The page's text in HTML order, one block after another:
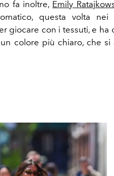
fa inoltre, Emily
questa volta
giocare con i tessuti, e ha
colore più chiaro, che